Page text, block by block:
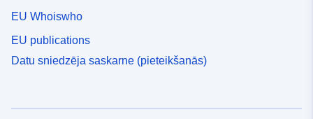
EU Whoiswho
EU publications
Datu sniedzēja saskarne (pieteikšanās)